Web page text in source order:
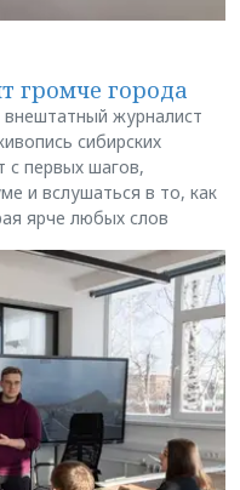
громче города
журналист
сибирских
с первых шагов,
и вслушаться в то, как
ярче любых слов